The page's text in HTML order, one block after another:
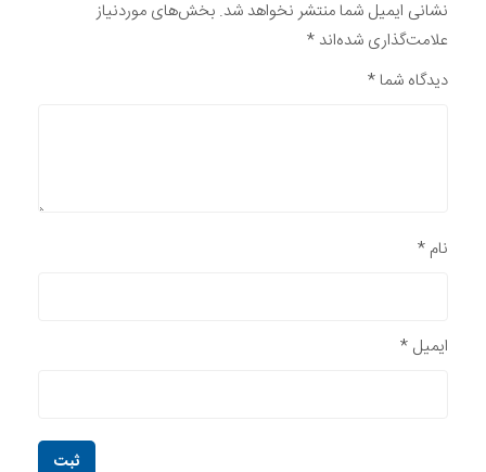
نشانی ایمیل شما منتشر نخواهد شد. بخش‌های موردنیاز
علامت‌گذاری شده‌اند *
دیدگاه شما*
نام *
ایمیل *